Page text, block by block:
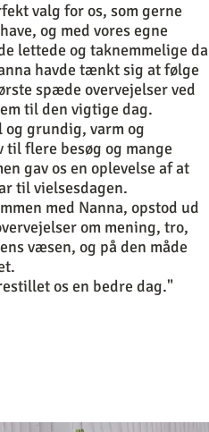
valg for os, som gerne
og med vores egne
lettede og taknemmelige da
havde tænkt sig at følge
spæde overvejelser ved
til den vigtige dag.
og grundig, varm og
flere besøg og mange
gav os en oplevelse af at
til vielsesdagen.
med Nanna, opstod ud
om mening, tro,
væsen, og på den måde
os en bedre dag."